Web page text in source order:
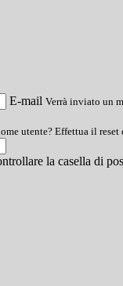
E-mail Verrà inviato un
utente? Effettua il
la casella di